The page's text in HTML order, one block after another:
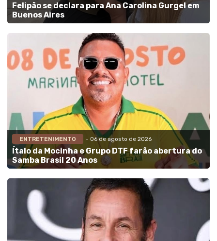
Felipão se declara para Ana Carolina Gurgel em
Buenos Aires
ENTRETENIMENTO - 06 de agosto de 2026
Ítalo da Mocinha e Grupo DTF farão abertura do
Samba Brasil 20 Anos